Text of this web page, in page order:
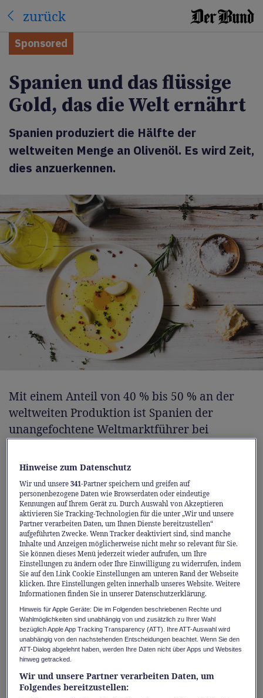
zurück
Sponsored
Spanien und das flüssige
Gold, das die Welt ernährt
Spanien produziert die Hälfte der
weltweiten Menge an Olivenöl. Es wird Zeit,
dies anzuerkennen.
Mit einem Anteil von 40 % bis 50 % an der
weltweiten Produktion ist Spanien der
unangefochtene Weltmarktführer bei
und Griechenland zusammen. Da die Schweiz
pro Kopf Weltmeister im Konsum von Bio-
Produkten ist, punktet Spanien hier
besonders als europäischer Spitzenreiter bei
der ökologischen Oliven-Anbaufläche.
Diese Vormachtstellung ist struktureller
Natur. Das Land bewirtschaftet über 2,6
Millionen Hektar Olivenhaine mit einer
durchschnittlichen Jahresproduktion von
rund 1,4 Millionen Tonnen Olivenöl, gestützt
durch jahrzehntelange Investitionen in
Agrartechnologie, Bewässerung und
industrielle Verfahren.
Hinweise zum Datenschutz
Wir und unsere341-Partner speichern und greifen auf
personenbezogene Daten wie Browserdaten oder eindeutige
Kennungen auf Ihrem Gerät zu. Durch Auswahl von Akzeptieren
aktivieren Sie Tracking-Technologien für die unter „Wir und unsere
Partner verarbeiten Daten, um Ihnen Dienste bereitzustellen“
aufgeführten Zwecke. Wenn Tracker deaktiviert sind, sind manche
Inhalte und Anzeigen möglicherweise nicht mehr so relevant für Sie.
Sie können dieses Menü jederzeit wieder aufrufen, um Ihre
Einstellungen zu ändern oder Ihre Einwilligung zu widerrufen, indem
Sie auf den Link Cookie Einstellungen am unteren Rand der Webseite
klicken. Ihre Einstellungen gelten innerhalb unseres Website. Weitere
Informationen finden Sie in unserer Datenschutzerklärung.
Hinweis für Apple Geräte: Die im Folgenden beschriebenen Rechte und
Wahlmöglichkeiten sind unabhängig von und zusätzlich zu Ihrer Wahl
bezüglich Apple App Tracking Transparency (ATT). Ihre ATT-Auswahl wird
unabhängig von den nachstehenden Entscheidungen beachtet. Wenn Sie den
ATT-Dialog abgelehnt haben, werden Ihre Daten nicht über Apps und Websites
hinweg getracked.
Wir und unsere Partner verarbeiten Daten, um
Folgendes bereitzustellen: